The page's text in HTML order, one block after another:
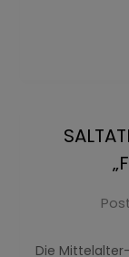
Die Mittelalter-